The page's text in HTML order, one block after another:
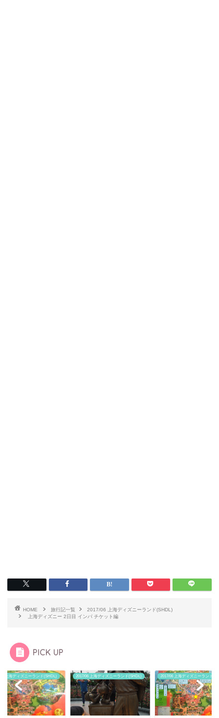
HOME 旅行記一覧
2017/06 上海ディズニーランド(SHDL)
上海ディズニー 2日目 インパ チケット編
PICK UP
上海ディズニーランド(SHDL) 2017/06 上海ディズニーランド(SHDL) 2017/06 上海ディズニーランド